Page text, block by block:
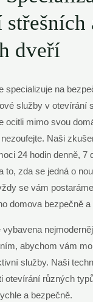
dveří
specializuje na
služby v otevírání
ocitli mimo svou
Naši
24 hodin denně, 7
to, zda se jedná o
se vám
domova bezpečně a
vybavena
abychom vám
služby. Naši
otevírání různých
a bezpečně.